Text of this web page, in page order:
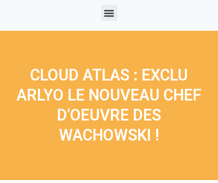
CLOUD ATLAS : EXCLU
ARLYO LE NOUVEAU CHEF
D’OEUVRE DES
WACHOWSKI !